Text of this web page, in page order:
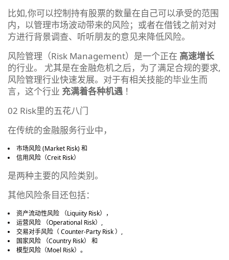
比如,你可以控制持有股票的数量在自己可以承受的范围
内，以管理市场波动带来的风险；或者在借钱之前对对
方进行背景调查、听听朋友的意见来降低风险。
风险管理（Risk Management）是一个正在 高速增长
的行业。 尤其是在金融危机之后，为了满足合规的要求,
风险管理行业快速发展。对于有相关技能的毕业生而
言，这个行业 充满着各种机遇 ！
02 Risk里的五花八门
在传统的金融服务行业中，
市场风险 (Market Risk) 和
信用风险（Creit Risk）
是两种主要的风险类别。
其他风险条目还包括：
资产流动性风险 （Liquiity Risk），
运营风险 （Operational Risk）,
交易对手风险（ Counter-Party Risk ）,
国家风险 （Country Risk） 和
模型风险（Moel Risk）。